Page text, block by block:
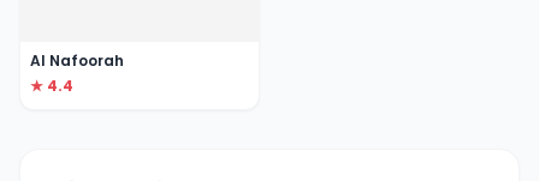
Al Nafoorah
★ 4.4